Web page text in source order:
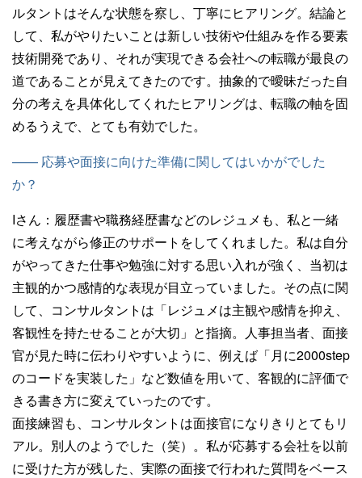
ルタントはそんな状態を察し、丁寧にヒアリング。結論と
して、私がやりたいことは新しい技術や仕組みを作る要素
技術開発であり、それが実現できる会社への転職が最良の
道であることが見えてきたのです。抽象的で曖昧だった自
分の考えを具体化してくれたヒアリングは、転職の軸を固
めるうえで、とても有効でした。
—— 応募や面接に向けた準備に関してはいかがでした
か？
Iさん： 履歴書や職務経歴書などのレジュメも、私と一緒
に考えながら修正のサポートをしてくれました。私は自分
がやってきた仕事や勉強に対する思い入れが強く、当初は
主観的かつ感情的な表現が目立っていました。その点に関
して、コンサルタントは「レジュメは主観や感情を抑え、
客観性を持たせることが大切」と指摘。人事担当者、面接
官が見た時に伝わりやすいように、例えば「月に2000step
のコードを実装した」など数値を用いて、客観的に評価で
きる書き方に変えていったのです。
面接練習も、コンサルタントは面接官になりきりとてもリ
アル。別人のようでした（笑）。私が応募する会社を以前
に受けた方が残した、実際の面接で行われた質問をベース